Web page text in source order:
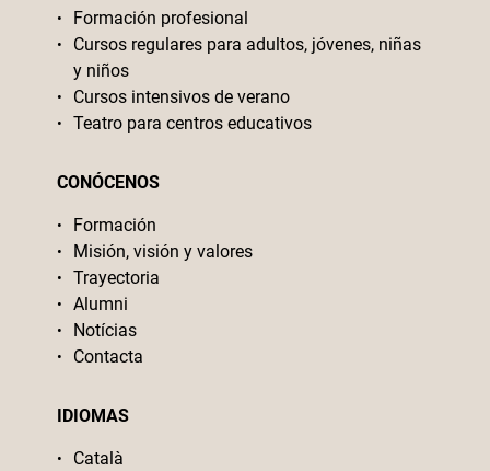
Formación profesional
Cursos regulares para adultos, jóvenes, niñas
y niños
Cursos intensivos de verano
Teatro para centros educativos
CONÓCENOS
Formación
Misión, visión y valores
Trayectoria
Alumni
Notícias
Contacta
IDIOMAS
Català